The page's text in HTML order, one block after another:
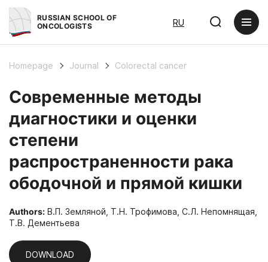
RUSSIAN SCHOOL OF
ONCOLOGISTS
RU
Homepage Journal Colorectal cancer
Современные методы
диагностики и оценки
степени
распространенности рака
ободочной и прямой кишки
Authors: В.П. Земляной, Т.Н. Трофимова, С.Л. Непомнящая,
Т.В. Дементьева
DOWNLOAD